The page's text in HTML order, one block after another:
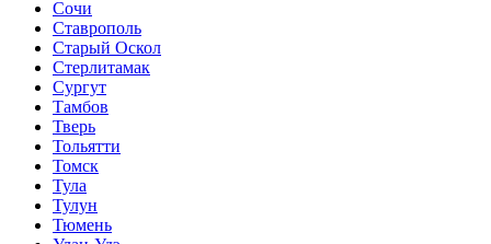
Сочи
Ставрополь
Старый Оскол
Стерлитамак
Сургут
Тамбов
Тверь
Тольятти
Томск
Тула
Тулун
Тюмень